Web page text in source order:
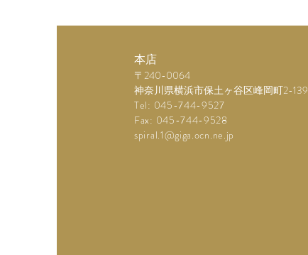
本店
〒240-0064
神奈川県横浜市保土ヶ谷区峰岡町2-139
Tel: 045-744-9527
Fax: 045-744-9528
spiral.1@giga.ocn.ne.jp